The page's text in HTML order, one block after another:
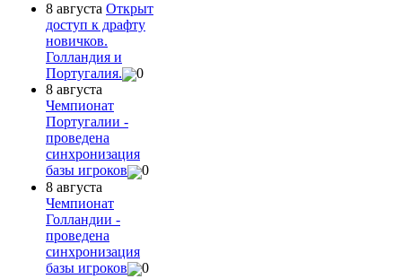
8 августа Открыт
доступ к драфту
новичков.
Голландия и
Португалия.
0
8 августа
Чемпионат
Португалии -
проведена
синхронизация
базы игроков
0
8 августа
Чемпионат
Голландии -
проведена
синхронизация
базы игроков
0